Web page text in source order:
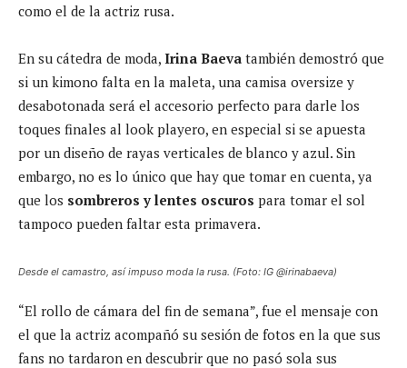
como el de la actriz rusa.
En su cátedra de moda, Irina Baeva también demostró que
si un kimono falta en la maleta, una camisa oversize y
desabotonada será el accesorio perfecto para darle los
toques finales al look playero, en especial si se apuesta
por un diseño de rayas verticales de blanco y azul. Sin
embargo, no es lo único que hay que tomar en cuenta, ya
que los sombreros y lentes oscuros para tomar el sol
tampoco pueden faltar esta primavera.
Desde el camastro, así impuso moda la rusa. (Foto: IG @irinabaeva)
“El rollo de cámara del fin de semana”, fue el mensaje con
el que la actriz acompañó su sesión de fotos en la que sus
fans no tardaron en descubrir que no pasó sola sus